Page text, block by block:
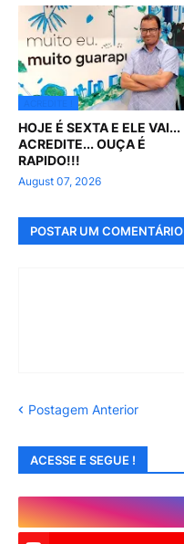
HOJE É SEXTA E ELE VAI...
ACREDITE... OUÇA É
RAPIDO!!!
August 07, 2026
POSTAR UM COMENTÁRIO
Postagem Anterior
ACESSE E SEGUE !